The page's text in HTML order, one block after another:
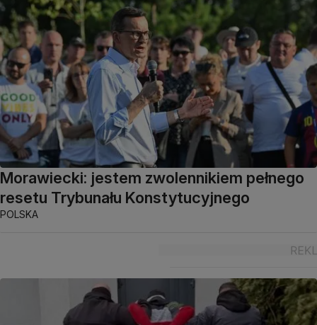
Morawiecki: jestem zwolennikiem pełnego
resetu Trybunału Konstytucyjnego
POLSKA